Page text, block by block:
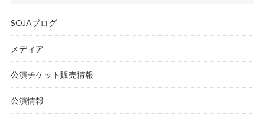
SOJAブログ
メディア
公演チケット販売情報
公演情報